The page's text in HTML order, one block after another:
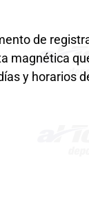
de
magnética
y horarios